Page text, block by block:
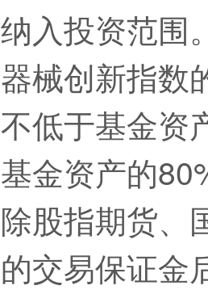
纳入投资范围
器械创新指数
不低于基金资
基金资产的
除股指期货、
的交易保证金